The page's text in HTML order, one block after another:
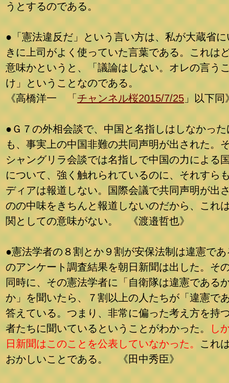
うとするのである。
●「憲法違反だ」という言い方は、私が大蔵省に
きに上司がよく使っていた言葉である。これは
意味かというと、「議論はしない。オレの言う
け」ということなのである。
《高橋洋一 「 チャンネル桜2015/7/25 」以下同
●Ｇ７の外相会談で、中国と名指しはしなかった
も、事実上の中国非難の共同声明が出された。
シャングリラ会談では名指しで中国の力による
について、強く触れられているのに、それすら
ディアは報道しない。国際会議で共同声明が出
のの中味をきちんと報道しないのだから、これ
関としての意味がない。 《渡邉哲也》
●憲法学者の８割とか９割が安保法制は違憲であ
のアンケート調査結果を朝日新聞は出した。そ
同時に、その憲法学者に「自衛隊は違憲である
か」を聞いたら、７割以上の人たちが「違憲で
答えている。つまり、非常に偏った考え方を持
者たちに聞いているということがわかった。
し
日新聞はこのことを公表していなかった。 これ
おかしいことである。 《田中秀臣》